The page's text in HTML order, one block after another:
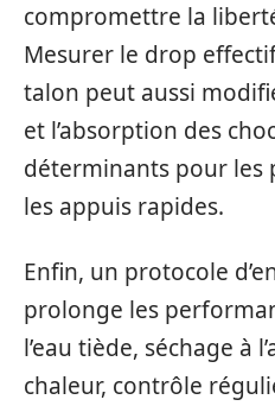
compromettre la
Mesurer le drop
talon peut aussi
et l’absorption des
déterminants pour les
les appuis rapides.
Enfin, un protocole
prolonge les
l’eau tiède, séchage à
chaleur, contrôle